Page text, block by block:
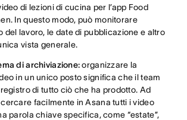
di lezioni di cucina per l’app Food
In questo modo, può monitorare
del lavoro, le date di pubblicazione e altro
vista generale.
di archiviazione:organizzare la
in un unico posto significa che il team
di tutto ciò che ha prodotto. Ad
facilmente in Asana tutti i video
parola chiave specifica, come “estate”,